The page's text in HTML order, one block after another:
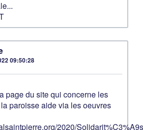
09:50:28
page du site qui concerne les
paroisse aide via les oeuvres
2020/